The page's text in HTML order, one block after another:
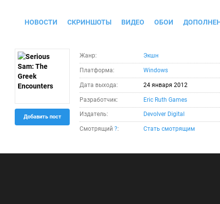
НОВОСТИ СКРИНШОТЫ ВИДЕО ОБОИ
Жанр: Экшн
Платформа: Windows
Дата выхода: 24 января 2012
Разработчик: Eric Ruth Games
Издатель: Devolver Digital
Смотрящий ?: Стать смотрящим
Добавить пост